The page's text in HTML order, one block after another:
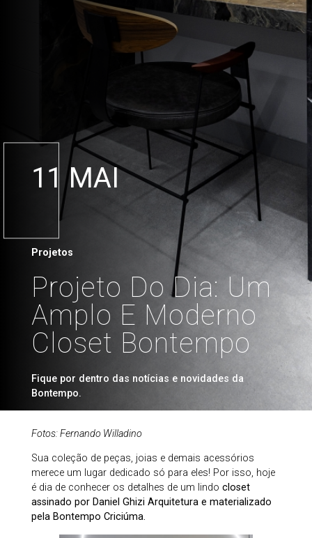
11 MAI
Projetos
Projeto Do Dia: Um
Amplo E Moderno
Closet Bontempo
Fique por dentro das notícias e novidades da
Bontempo.
Fotos: Fernando Willadino
Sua coleção de peças, joias e demais acessórios
merece um lugar dedicado só para eles! Por isso, hoje
é dia de conhecer os detalhes de um lindo closet
assinado por Daniel Ghizi Arquitetura e materializado
pela Bontempo Criciúma.